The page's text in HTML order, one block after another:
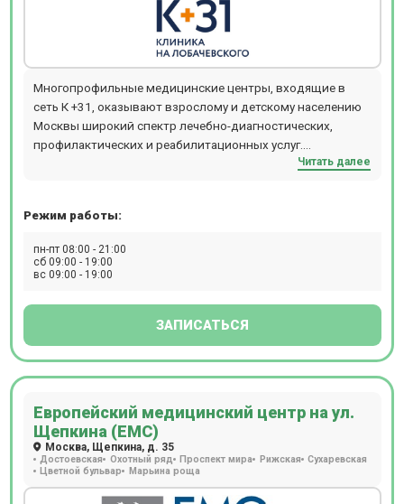
Многопрофильные медицинские центры, входящие в
сеть К +31, оказывают взрослому и детскому населению
Москвы широкий спектр лечебно-диагностических,
профилактических и реабилитационных услуг.
Обратившись в медцентр К +31, можно получить
уролога, гастроэнтеролога, ортопеда, невролога,
специалистов.
Читать далее
Режим работы:
пн-пт 08:00 - 21:00
сб 09:00 - 19:00
вс 09:00 - 19:00
ЗАПИСАТЬСЯ
Европейский медицинский центр на ул.
Щепкина (ЕМС)
Москва, Щепкина, д. 35
Достоевская Охотный ряд Проспект мира Рижская
Сухаревская
Цветной бульвар Марьина роща